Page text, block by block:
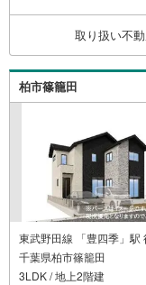
心強いパー
ご見学やご
合せ下さい
楽々できま
に対応。‥株
取り扱い不
柏市篠籠田
東武野田線 「豊四季」駅
千葉県柏市篠籠田
3LDK / 地上2階建